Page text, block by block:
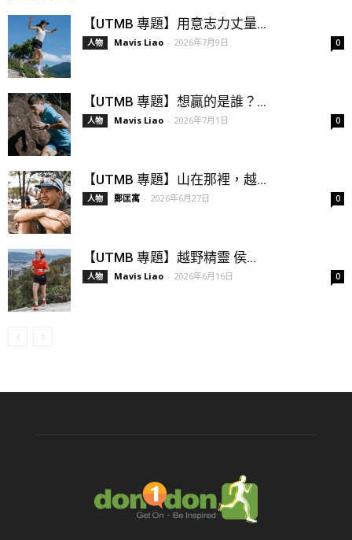
【UTMB 專題】用意志力丈量...
人物 Mavis Liao - 2026年7月9日 0
【UTMB 專題】想贏的是誰？...
人物 Mavis Liao - 2026年7月1日 0
【UTMB 專題】山在那裡，越...
人物 鄭匡寓 - 2026年6月27日 0
【UTMB 專題】越野精靈 侯...
人物 Mavis Liao - 2026年6月16日 0